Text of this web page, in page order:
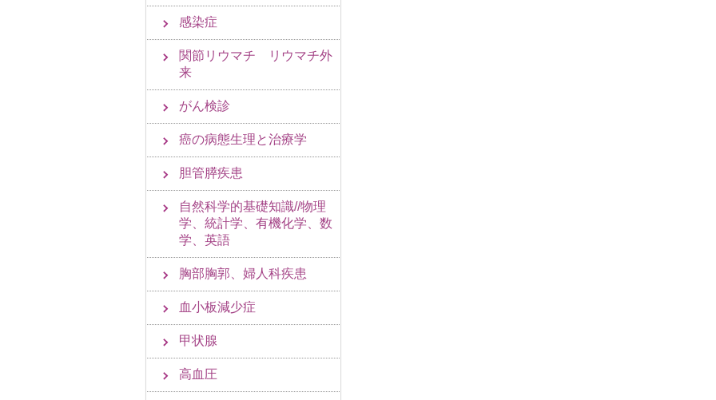
感染症
関節リウマチ リウマチ外
来
がん検診
癌の病態生理と治療学
胆管膵疾患
自然科学的基礎知識//物理
学、統計学、有機化学、数
学、英語
胸部胸郭、婦人科疾患
血小板減少症
甲状腺
高血圧